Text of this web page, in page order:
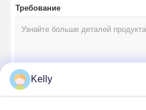
Требование
Kelly